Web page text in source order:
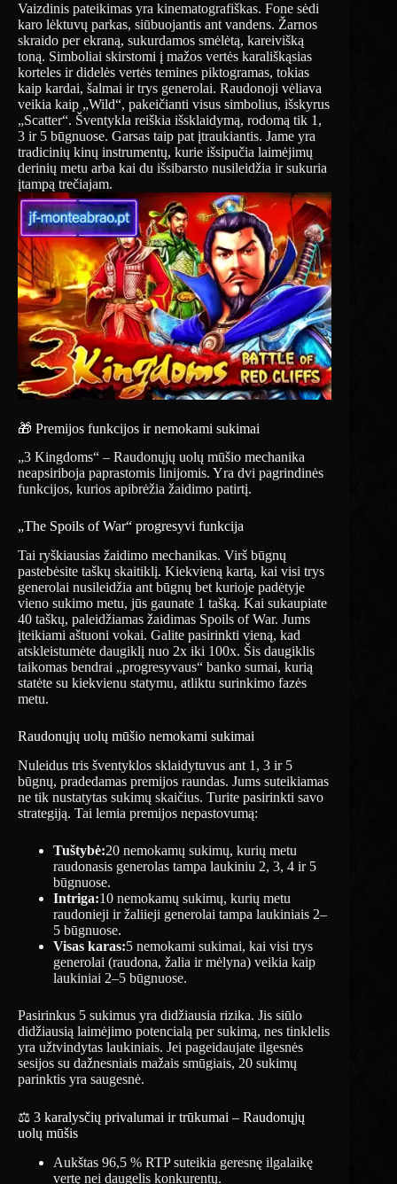
Vaizdinis pateikimas yra kinematografiškas. Fone sėdi
karo lėktuvų parkas, siūbuojantis ant vandens. Žarnos
skraido per ekraną, sukurdamos smėlėtą, kareivišką
toną. Simboliai skirstomi į mažos vertės karališkąsias
korteles ir didelės vertės temines piktogramas, tokias
kaip kardai, šalmai ir trys generolai. Raudonoji vėliava
veikia kaip „Wild“, pakeičianti visus simbolius, išskyrus
„Scatter“. Šventykla reiškia išsklaidymą, rodomą tik 1,
3 ir 5 būgnuose. Garsas taip pat įtraukiantis. Jame yra
tradicinių kinų instrumentų, kurie išsipučia laimėjimų
derinių metu arba kai du išsibarsto nusileidžia ir sukuria
įtampą trečiajam.
🎁 Premijos funkcijos ir nemokami sukimai
„3 Kingdoms“ – Raudonųjų uolų mūšio mechanika
neapsiriboja paprastomis linijomis. Yra dvi pagrindinės
funkcijos, kurios apibrėžia žaidimo patirtį.
„The Spoils of War“ progresyvi funkcija
Tai ryškiausias žaidimo mechanikas. Virš būgnų
pastebėsite taškų skaitiklį. Kiekvieną kartą, kai visi trys
generolai nusileidžia ant būgnų bet kurioje padėtyje
vieno sukimo metu, jūs gaunate 1 tašką. Kai sukaupiate
40 taškų, paleidžiamas žaidimas Spoils of War. Jums
įteikiami aštuoni vokai. Galite pasirinkti vieną, kad
atskleistumėte daugiklį nuo 2x iki 100x. Šis daugiklis
taikomas bendrai „progresyvaus“ banko sumai, kurią
statėte su kiekvienu statymu, atliktu surinkimo fazės
metu.
Raudonųjų uolų mūšio nemokami sukimai
Nuleidus tris šventyklos sklaidytuvus ant 1, 3 ir 5
būgnų, pradedamas premijos raundas. Jums suteikiamas
ne tik nustatytas sukimų skaičius. Turite pasirinkti savo
strategiją. Tai lemia premijos nepastovumą:
Tuštybė:20 nemokamų sukimų, kurių metu
raudonasis generolas tampa laukiniu 2, 3, 4 ir 5
būgnuose.
Intriga:10 nemokamų sukimų, kurių metu
raudonieji ir žaliieji generolai tampa laukiniais 2–
5 būgnuose.
Visas karas:5 nemokami sukimai, kai visi trys
generolai (raudona, žalia ir mėlyna) veikia kaip
laukiniai 2–5 būgnuose.
Pasirinkus 5 sukimus yra didžiausia rizika. Jis siūlo
didžiausią laimėjimo potencialą per sukimą, nes tinklelis
yra užtvindytas laukiniais. Jei pageidaujate ilgesnės
sesijos su dažnesniais mažais smūgiais, 20 sukimų
parinktis yra saugesnė.
⚖️ 3 karalysčių privalumai ir trūkumai – Raudonųjų
uolų mūšis
Aukštas 96,5 % RTP suteikia geresnę ilgalaikę
vertę nei daugelis konkurentų.